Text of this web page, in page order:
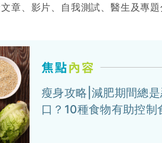
章、影片、自我測試、醫生及專
瘦身攻略|減肥期間總是
口？10種食物有助控制